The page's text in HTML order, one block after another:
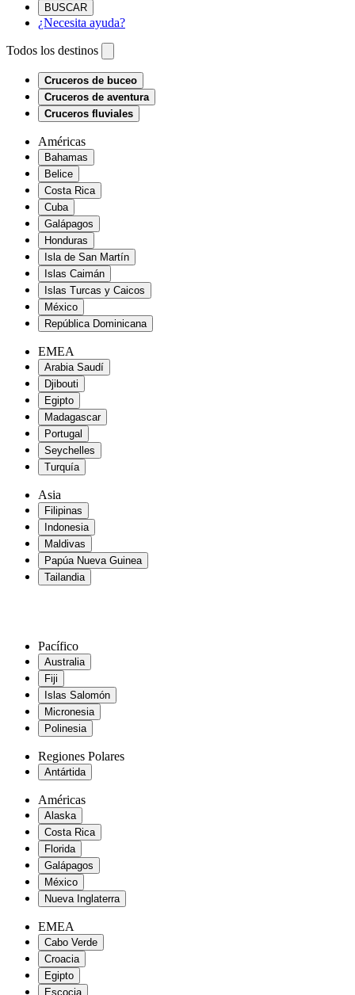
BUSCAR
¿Necesita ayuda?
Todos los destinos
Cruceros de buceo
Cruceros de aventura
Cruceros fluviales
Américas
Bahamas
Belice
Costa Rica
Cuba
Galápagos
Honduras
Isla de San Martín
Islas Caimán
Islas Turcas y Caicos
México
República Dominicana
EMEA
Arabia Saudí
Djibouti
Egipto
Madagascar
Portugal
Seychelles
Turquía
Asia
Filipinas
Indonesia
Maldivas
Papúa Nueva Guinea
Tailandia
Pacífico
Australia
Fiji
Islas Salomón
Micronesia
Polinesia
Regiones Polares
Antártida
Américas
Alaska
Costa Rica
Florida
Galápagos
México
Nueva Inglaterra
EMEA
Cabo Verde
Croacia
Egipto
Escocia